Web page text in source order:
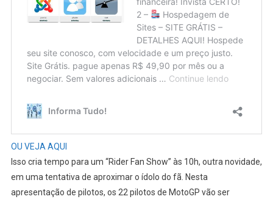
OU VEJA AQUI
Isso cria tempo para um “Rider Fan Show” às 10h, outra novidade,
em uma tentativa de aproximar o ídolo do fã. Nesta
apresentação de pilotos, os 22 pilotos de MotoGP vão ser